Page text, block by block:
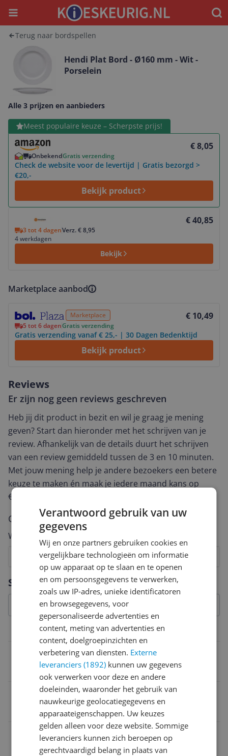
Menu
Terug naar bordspellen
Hendi Plat Bord - Ø160 mm - Wit -
Porselein
Alle 3 prijzen en aanbieders
Meest populaire keuze – Scherpste prijs!
€ 8,05
OnbekendGratis verzending
Check de website voor de levertijd | Gratis bezorgd >
€20,-
Bekijk product
Bekijk product
€ 40,85
3 tot 4 dagenVerz. € 8,95
4 werkdagen
Bekijk
Marketplace aanbod
Marketplace € 10,49
5 tot 6 dagenGratis verzending
Gratis verzending vanaf € 25,- | 30 Dagen Bedenktijd
Bekijk product
Specificaties
Geschikt voor
Vriezerbestendig
Ovenbestendig
Vaatwasser veilig
Reviews
Er zijn nog geen reviews geschreven
Heb jij dit product in bezit en wil je graag je mening
geven? Start dan hieronder met het schrijven van je
review. Afhankelijk van de details duurt het schrijven
van een review gemiddeld tussen de 3 en 10 minuten.
Met jouw mening help je andere bezoekers een betere
keuze te maken én maak je iedere maand kans op
€250,-!
Cijfer
Welk cijfer geef jij dit product?
9
8
7
6
5
4
3
2
Vraag 1 van 4
Verantwoord gebruik van uw
gegevens
Wij en onze partners gebruiken cookies en
vergelijkbare technologieën om informatie
op uw apparaat op te slaan en te openen
en om persoonsgegevens te verwerken,
zoals uw IP-adres, unieke identificatoren
en browsegegevens, voor
gepersonaliseerde advertenties en
content, meting van advertenties en
content, doelgroepinzichten en
verbetering van diensten. Externe
leveranciers (1892) kunnen uw gegevens
ook verwerken voor deze en andere
doeleinden, waaronder het gebruik van
nauwkeurige geolocatiegegevens en
apparaateigenschappen. Uw keuzes
gelden alleen voor deze website. Sommige
leveranciers kunnen zich beroepen op
gerechtvaardigd belang in plaats van